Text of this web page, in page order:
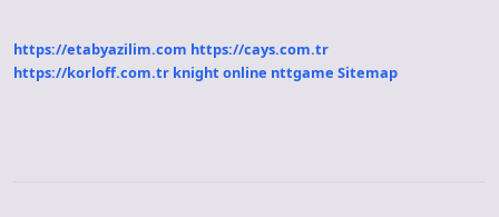
https://etabyazilim.com https://cays.com.tr
https://korloff.com.tr knight online nttgame Sitemap